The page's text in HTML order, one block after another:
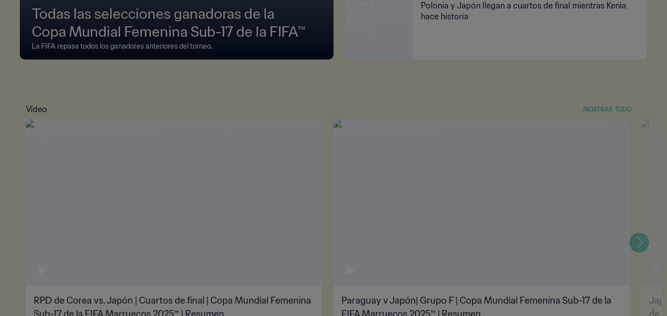
Todas las selecciones ganadoras de la
Copa Mundial Femenina Sub-17 de la FIFA™
La FIFA repasa todos los ganadores anteriores del torneo.
Polonia y Japón llegan a cuartos de final mientras Kenia
hace historia
Vídeo MOSTRAR TODO
RPD de Corea vs. Japón | Cuartos de final | Copa Mundial Femenina
Paraguay v Japón| Grupo F | Copa Mundial Femenina Sub-17 de la